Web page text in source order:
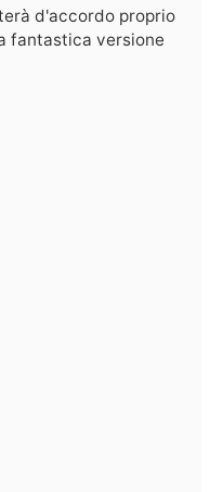
d'accordo proprio
fantastica versione